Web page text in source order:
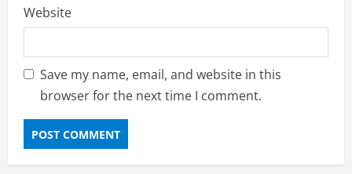
Website
Save my name, email, and website in this
browser for the next time I comment.